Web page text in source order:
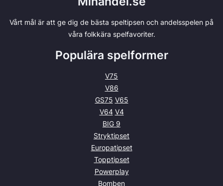
Vårt mål är att ge dig de bästa speltipsen och andelsspelen på
våra folkkära spelfavoriter.
Populära spelformer
V75
V86
GS75 V65
V64 V4
BIG 9
Stryktipset
Europatipset
Topptipset
Powerplay
Bomben